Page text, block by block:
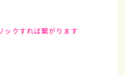
クすれば繋がりま す